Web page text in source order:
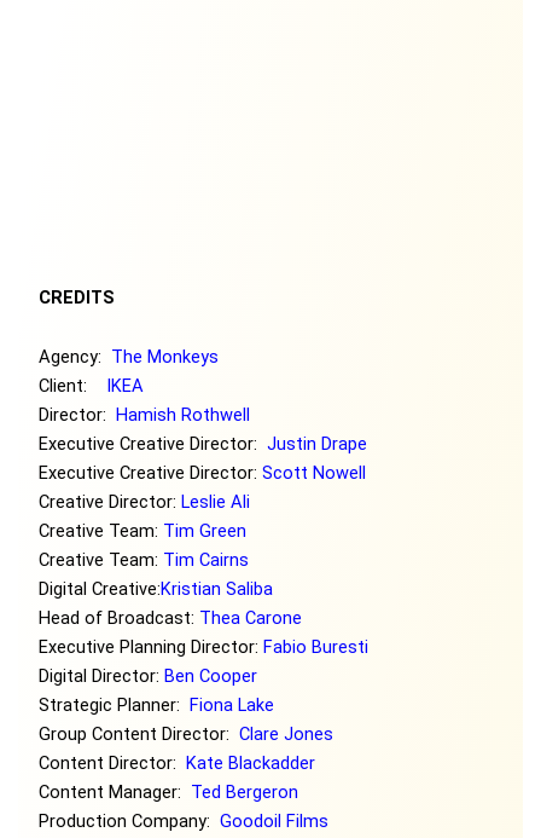
CREDITS
Agency: The Monkeys
Client: IKEA
Director:Hamish Rothwell
Executive Creative Director:Justin Drape
Executive Creative Director:Scott Nowell
Creative Director:Leslie Ali
Creative Team: Tim Green
Creative Team: Tim Cairns
Digital Creative:Kristian Saliba
Head of Broadcast: Thea Carone
Executive Planning Director:Fabio Buresti
Digital Director:Ben Cooper
Strategic Planner:Fiona Lake
Group Content Director:Clare Jones
Content Director:Kate Blackadder
Content Manager: Ted Bergeron
Production Company:Goodoil Films